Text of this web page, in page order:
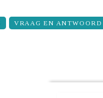
VRAAG EN ANTWOORD